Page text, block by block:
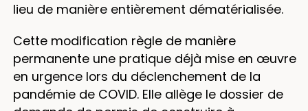
lieu de manière entièrement dématérialisée.
Cette modification règle de manière
permanente une pratique déjà mise en œuvre
en urgence lors du déclenchement de la
pandémie de COVID. Elle allège le dossier de